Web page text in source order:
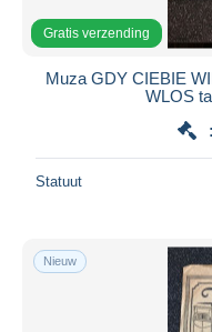
Gratis verzending
Muza GDY CIEBIE
WLOS
Statuut
Nieuw